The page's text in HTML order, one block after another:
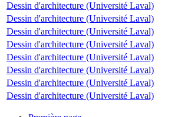
Dessin d'architecture (Université Laval)
Dessin d'architecture (Université Laval)
Dessin d'architecture (Université Laval)
Dessin d'architecture (Université Laval)
Dessin d'architecture (Université Laval)
Dessin d'architecture (Université Laval)
Dessin d'architecture (Université Laval)
Dessin d'architecture (Université Laval)